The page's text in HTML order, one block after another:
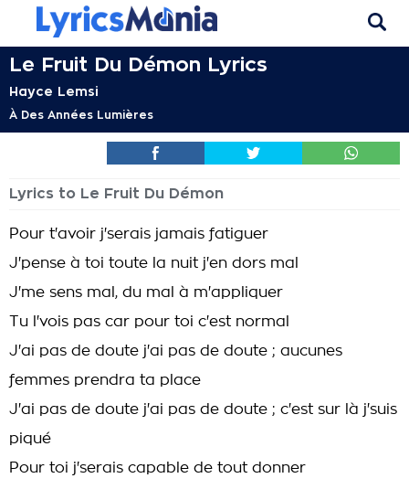
Le Fruit Du Démon Lyrics
Hayce Lemsi
À Des Années Lumières
Lyrics to Le Fruit Du Démon
Pour t'avoir j'serais jamais fatiguer
J'pense à toi toute la nuit j'en dors mal
J'me sens mal, du mal à m'appliquer
Tu l'vois pas car pour toi c'est normal
J'ai pas de doute j'ai pas de doute ; aucunes
femmes prendra ta place
J'ai pas de doute j'ai pas de doute ; c'est sur là j'suis
piqué
Pour toi j'serais capable de tout donner